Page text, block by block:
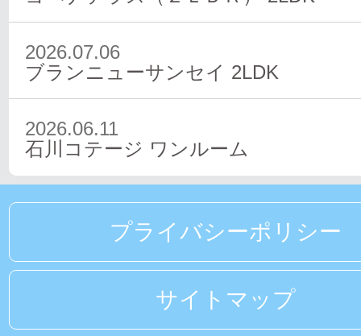
2026.07.06
ブランニューサンセイ 2LDK
2026.06.11
石川コテージ ワンルーム
プライバシーポリシー
サイトマップ